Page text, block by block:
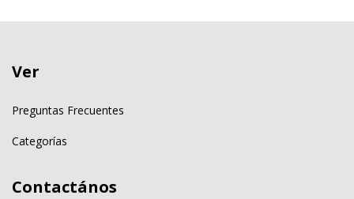
Ver
Preguntas Frecuentes
Categorías
Contactános